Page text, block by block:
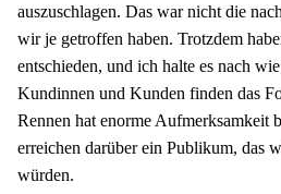
auszuschlagen. Das war nicht die
wir je getroffen haben. Trotzdem
entschieden, und ich halte es nach
Kundinnen und Kunden finden das
Rennen hat enorme Aufmerksamkeit
erreichen darüber ein Publikum, das
würden.